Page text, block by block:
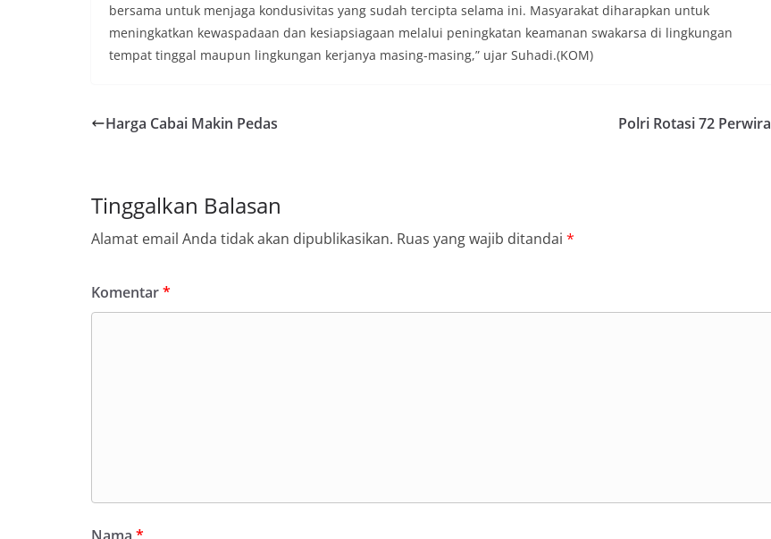
bersama untuk menjaga kondusivitas yang sudah tercipta selama ini. Masyarakat diharapkan untuk
meningkatkan kewaspadaan dan kesiapsiagaan melalui peningkatan keamanan swakarsa di lingkungan
tempat tinggal maupun lingkungan kerjanya masing-masing,” ujar Suhadi.(KOM)
Harga Cabai Makin Pedas Polri Rotasi 72 Perwira
Tinggalkan Balasan
Alamat email Anda tidak akan dipublikasikan. Ruas yang wajib ditandai *
Komentar*